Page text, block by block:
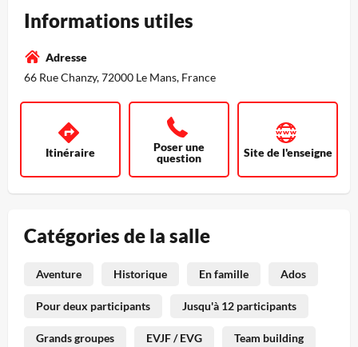
Informations utiles
Adresse
66 Rue Chanzy, 72000 Le Mans, France
Itinéraire
Poser une
question
Site de l'enseigne
Catégories de la salle
Aventure Historique En famille Ados
Pour deux participants Jusqu'à 12 participants
Grands groupes EVJF / EVG Team building